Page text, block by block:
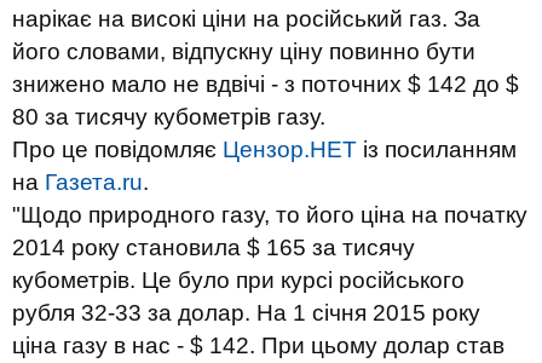
нарікає на високі ціни на російський газ. За
його словами, відпускну ціну повинно бути
знижено мало не вдвічі - з поточних $ 142 до $
80 за тисячу кубометрів газу.
Про це повідомляє Цензор.НЕТ із посиланням
на Газета.ru.
"Щодо природного газу, то його ціна на початку
2014 року становила $ 165 за тисячу
кубометрів. Це було при курсі російського
рубля 32-33 за долар. На 1 січня 2015 року
ціна газу в нас - $ 142. При цьому долар став